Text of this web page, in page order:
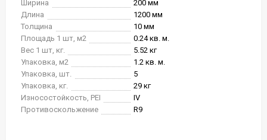
Ширина
200 мм
Длина
1200 мм
Толщина
10 мм
Площадь 1 шт, м2
0.24 кв. м.
Вес 1 шт, кг.
5.52 кг
Упаковка, м2
1.2 кв. м.
Упаковка, шт.
5
Упаковка, кг.
29 кг
Износостойкость, PEI
IV
Противоскольжение
R9